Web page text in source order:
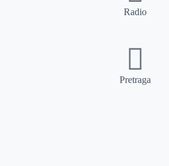
Radio
Pretraga